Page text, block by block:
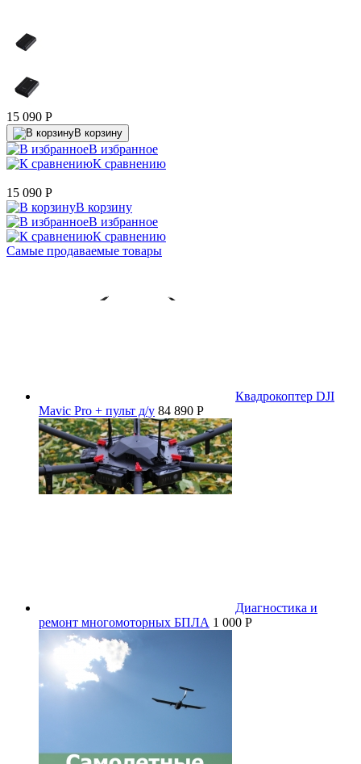
15 090 P
В корзину
В избранное
К сравнению
15 090 P
В корзину
В избранное
К сравнению
Самые продаваемые товары
Квадрокоптер DJI
Mavic Pro + пульт д/у 84 890 P
Диагностика и
ремонт многомоторных БПЛА 1 000 P